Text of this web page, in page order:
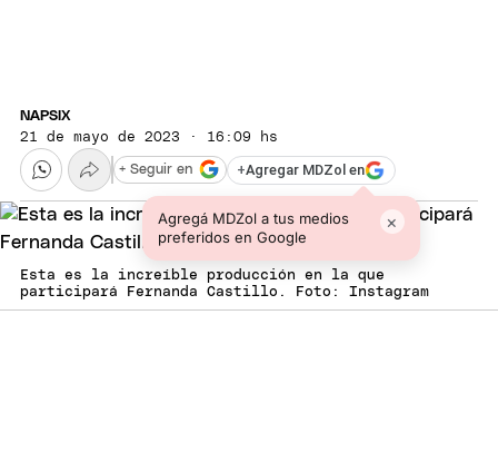
NAPSIX
21 de mayo de 2023 · 16:09 hs
+Agregar MDZol en
Agregá MDZol a tus medios
preferidos en Google
×
+ Seguir en
Esta es la increíble producción en la que
participará Fernanda Castillo. Foto: Instagram